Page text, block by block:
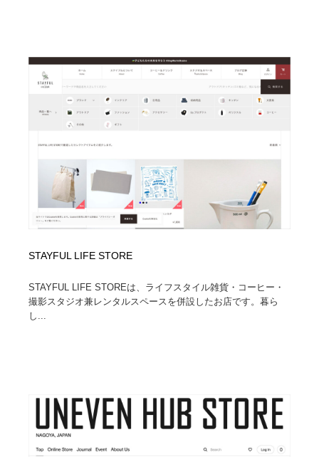
STAYFUL LIFE STORE
STAYFUL LIFE STOREは、ライフスタイル雑貨・コーヒー・
撮影スタジオ兼レンタルスペースを併設したお店です。暮ら
し...